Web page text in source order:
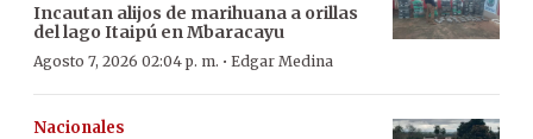
Incautan alijos de marihuana a orillas
del lago Itaipú en Mbaracayu
Agosto 7, 2026 02:04 p. m. · Edgar Medina
Nacionales